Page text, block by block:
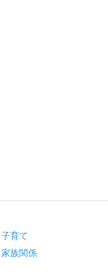
子育て
家族関係